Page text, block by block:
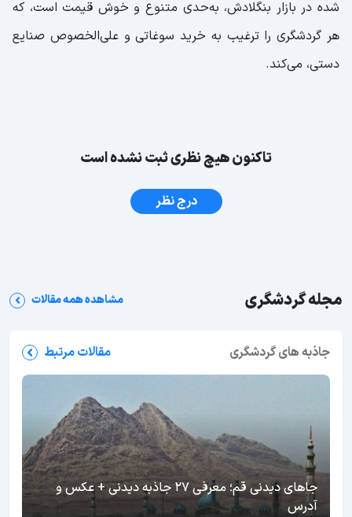
شده در بازار بنگلادش، به‌حدی متنوع و خوش قیمت است، که
هر گردشگری را ترغیب به خرید سوغاتی و علی‌الخصوص صنایع
دستی، می‌کند.
تاکنون هیچ نظری ثبت نشده است
درج نظر
مجله گردشگری مشاهده همه مقالات
جاذبه های گردشگری مقالات مرتبط
جاهای دیدنی قم؛ معرفی 27 جاذبه دیدنی + عکس و
آدرس